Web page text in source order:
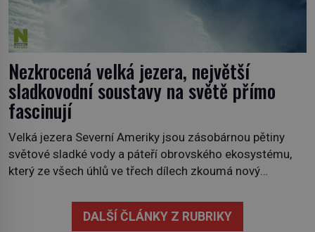
Nezkrocená velká jezera, největší
sladkovodní soustavy na světě přímo
fascinují
Velká jezera Severní Ameriky jsou zásobárnou pětiny
světové sladké vody a páteří obrovského ekosystému,
který ze všech úhlů ve třech dílech zkoumá nový
premiéře jej uvidíte na Viasat Nature v pondělí 5.
července. Hořejší jezero, Huronské jezero, Michiganské
DALŠÍ ČLÁNKY Z RUBRIKY